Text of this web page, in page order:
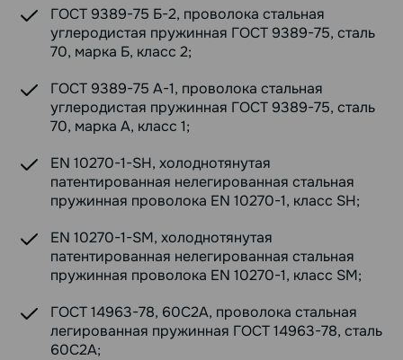
ГОСТ 9389-75 Б-2, проволока стальная
углеродистая пружинная ГОСТ 9389-75, сталь
70, марка Б, класс 2;
ГОСТ 9389-75 А-1, проволока стальная
углеродистая пружинная ГОСТ 9389-75, сталь
70, марка А, класс 1;
EN 10270-1-SH, холоднотянутая
патентированная нелегированная стальная
пружинная проволока EN 10270-1, класс SH;
EN 10270-1-SM, холоднотянутая
патентированная нелегированная стальная
пружинная проволока EN 10270-1, класс SM;
ГОСТ 14963-78, 60С2А, проволока стальная
легированная пружинная ГОСТ 14963-78, сталь
60С2А;